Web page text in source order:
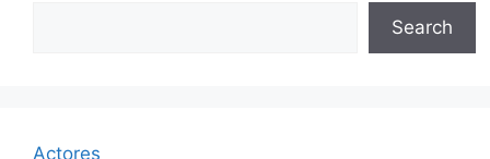
Search
Actores